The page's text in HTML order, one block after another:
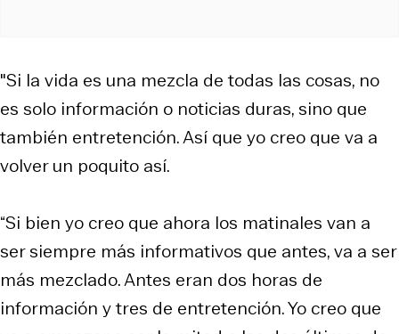
"Si la vida es una mezcla de todas las cosas, no
es solo información o noticias duras, sino que
también entretención. Así que yo creo que va a
volver un poquito así.
“Si bien yo creo que ahora los matinales van a
ser siempre más informativos que antes, va a ser
más mezclado. Antes eran dos horas de
información y tres de entretención. Yo creo que